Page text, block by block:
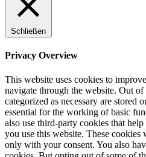
Schließen
Privacy Overview
This website uses cookies to
navigate through the website. Out of
categorized as necessary are stored
essential for the working of basic
also use third-party cookies that
you use this website. These
only with your consent. You also